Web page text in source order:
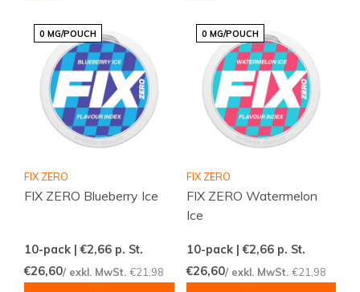
0 MG/POUCH
FIX ZERO
FIX ZERO Blueberry Ice
10-pack | €2,66 p. St.
€26,60/ exkl. MwSt. €21,98
0 MG/POUCH
FIX ZERO
FIX ZERO Watermelon
Ice
10-pack | €2,66p. St.
€26,60/ exkl. MwSt. €21,98